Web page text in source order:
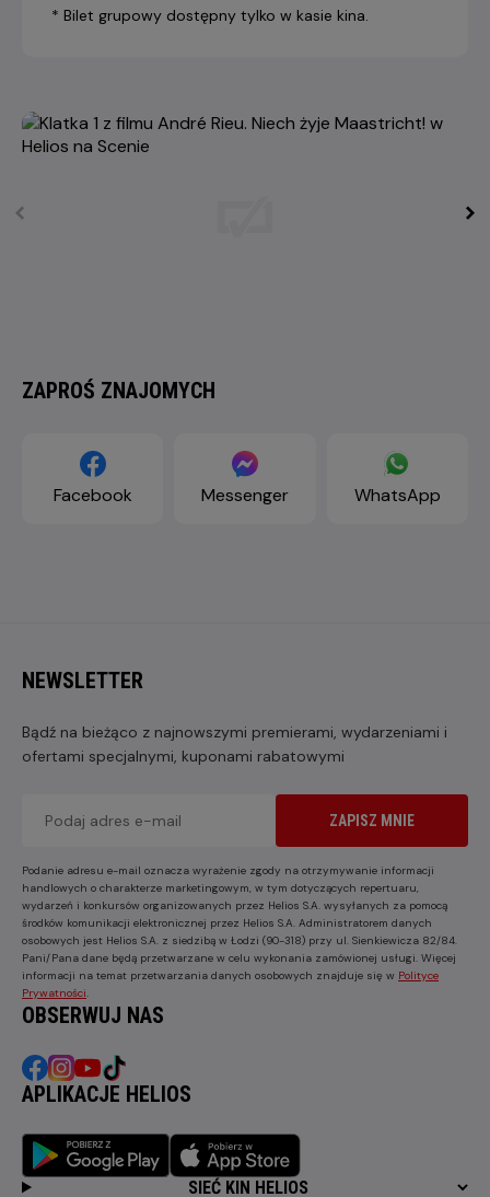
* Bilet grupowy dostępny tylko w kasie kina.
ZAPROŚ ZNAJOMYCH
Facebook Messenger WhatsApp
NEWSLETTER
Bądź na bieżąco z najnowszymi premierami, wydarzeniami i
ofertami specjalnymi, kuponami rabatowymi
ZAPISZ MNIE
Podanie adresu e-mail oznacza wyrażenie zgody na otrzymywanie informacji
handlowych o charakterze marketingowym, w tym dotyczących repertuaru,
wydarzeń i konkursów organizowanych przez Helios S.A. wysyłanych za pomocą
środków komunikacji elektronicznej przez Helios S.A. Administratorem danych
osobowych jest Helios S.A. z siedzibą w Łodzi (90-318) przy ul. Sienkiewicza 82/84.
Pani/Pana dane będą przetwarzane w celu wykonania zamówionej usługi. Więcej
informacji na temat przetwarzania danych osobowych znajduje się w Polityce
Prywatności
OBSERWUJ NAS
APLIKACJE HELIOS
SIEĆ KIN HELIOS